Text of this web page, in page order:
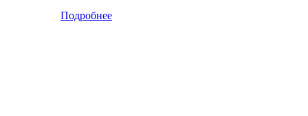
Подробнее